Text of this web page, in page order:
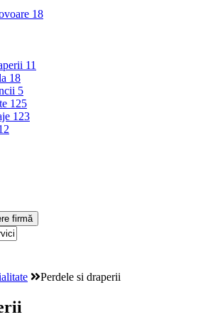
18
11
18
5
125
123
firmă
Perdele si draperii